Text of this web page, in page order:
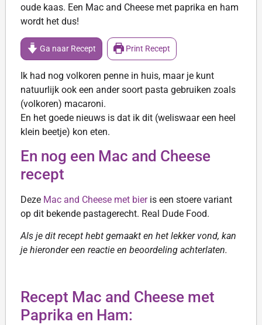
oude kaas. Een Mac and Cheese met paprika en ham
wordt het dus!
Ga naar Recept Print Recept
Ik had nog volkoren penne in huis, maar je kunt
natuurlijk ook een ander soort pasta gebruiken zoals
(volkoren) macaroni.
En het goede nieuws is dat ik dit (weliswaar een heel
klein beetje) kon eten.
En nog een Mac and Cheese
recept
Deze Mac and Cheese met bieris een stoere variant
op dit bekende pastagerecht. Real Dude Food.
Als je dit recept hebt gemaakt en het lekker vond, kan
je hieronder een reactie en beoordeling achterlaten.
Recept Mac and Cheese met
Paprika en Ham: